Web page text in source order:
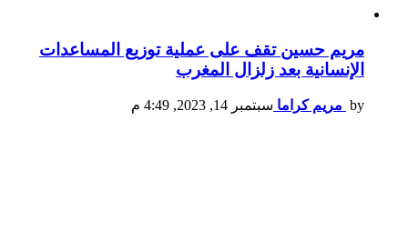
مريم حسين تقف على عملية توزيع المساعدات
الإنسانية بعد زلزال المغرب
by مريم كراما سبتمبر 14, 2023, 4:49 م